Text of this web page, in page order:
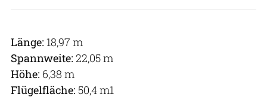
Länge: 18,97 m
Spannweite: 22,05 m
Höhe: 6,38 m
Flügelfläche: 50,4 m1